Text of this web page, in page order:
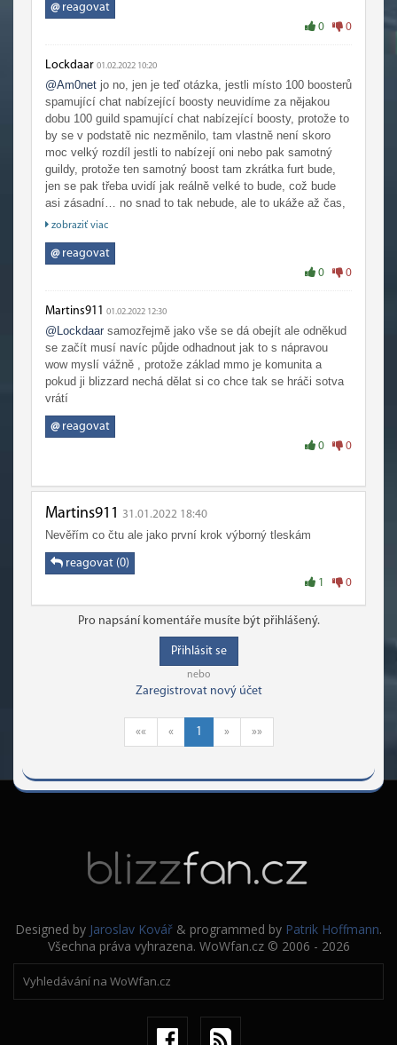
@reagovat
0 0
Lockdaar 01.02.2022 10:20
@Am0net jo no, jen je teď otázka, jestli místo 100 boosterů
spamující chat nabízející boosty neuvidíme za nějakou
dobu 100 guild spamující chat nabízející boosty, protože to
by se v podstatě nic nezměnilo, tam vlastně není skoro
moc velký rozdíl jestli to nabízejí oni nebo pak samotný
guildy, protože ten samotný boost tam zkrátka furt bude,
jen se pak třeba uvidí jak reálně velké to bude, což bude
asi zásadní… no snad to tak nebude, ale to ukáže až čas,
nicméně mám k tomu i přes tenhle dobrý krok trochu jistou
zobraziť viac
@reagovat
0 0
Martins911 01.02.2022 12:30
@Lockdaar samozřejmě jako vše se dá obejít ale odněkud
se začít musí navíc půjde odhadnout jak to s nápravou
wow myslí vážně , protože základ mmo je komunita a
pokud ji blizzard nechá dělat si co chce tak se hráči sotva
vrátí
@reagovat
0 0
Martins911 31.01.2022 18:40
Nevěřím co čtu ale jako první krok výborný tleskám
reagovat (0)
1 0
Pro napsání komentáře musíte být přihlášený.
Přihlásit se
nebo
Zaregistrovat nový účet
«« « 1 » »»
Designed by Jaroslav Kovář & programmed by Patrik Hoffmann.
Všechna práva vyhrazena. WoWfan.cz © 2006 - 2026